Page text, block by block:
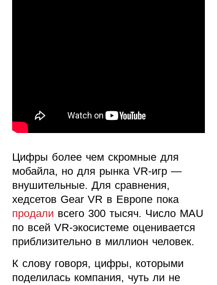
Цифры более чем скромные для
мобайла, но для рынка VR-игр —
внушительные. Для сравнения,
хедсетов Gear VR в Европе пока
продали всего 300 тысяч. Число MAU
по всей VR-экосистеме оценивается
приблизительно в миллион человек.
К слову говоря, цифры, которыми
поделилась компания, чуть ли не